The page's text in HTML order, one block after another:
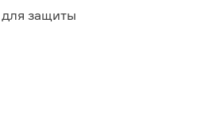
защиты
ножке.